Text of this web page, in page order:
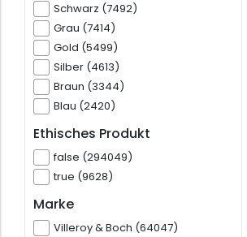
Schwarz (7492)
Grau (7414)
Gold (5499)
Silber (4613)
Braun (3344)
Blau (2420)
Ethisches Produkt
false (294049)
true (9628)
Marke
Villeroy & Boch (64047)